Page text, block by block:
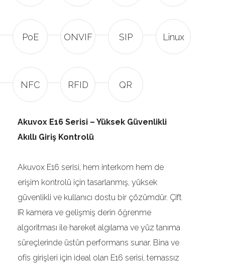
PoE ONVIF SIP Linux
NFC RFID QR
Akuvox E16 Serisi – Yüksek Güvenlikli
Akıllı Giriş Kontrolü
Akuvox E16 serisi, hem interkom hem de
erişim kontrolü için tasarlanmış, yüksek
güvenlikli ve kullanıcı dostu bir çözümdür. Çift
IR kamera ve gelişmiş derin öğrenme
algoritması ile hareket algılama ve yüz tanıma
süreçlerinde üstün performans sunar. Bina ve
ofis girişleri için ideal olan E16 serisi, temassız